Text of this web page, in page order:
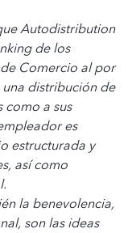
Autodistribution
de los
Comercio al por
distribución de
como a sus
es
estructurada y
así como
la benevolencia,
son las ideas